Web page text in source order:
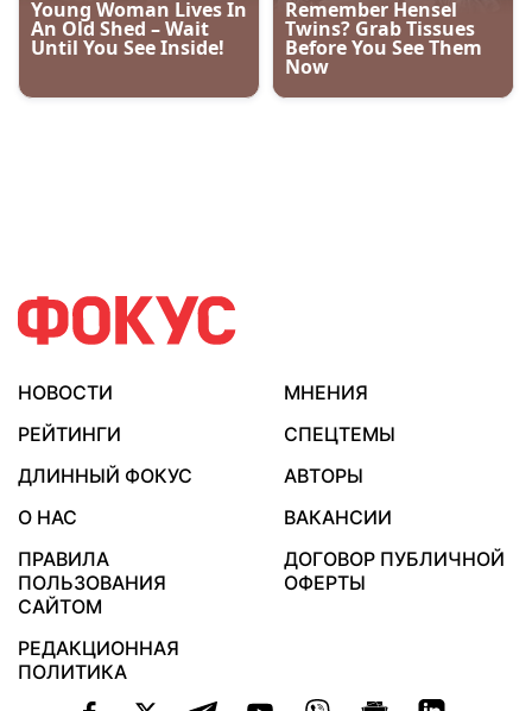
НОВОСТИ
МНЕНИЯ
РЕЙТИНГИ
СПЕЦТЕМЫ
ДЛИННЫЙ ФОКУС
АВТОРЫ
О НАС
ВАКАНСИИ
ПРАВИЛА
ПОЛЬЗОВАНИЯ
САЙТОМ
ДОГОВОР ПУБЛИЧНОЙ
ОФЕРТЫ
РЕДАКЦИОННАЯ
ПОЛИТИКА